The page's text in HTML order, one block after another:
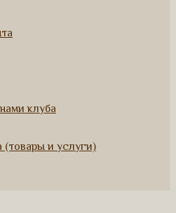
клуба
(товары и услуги)